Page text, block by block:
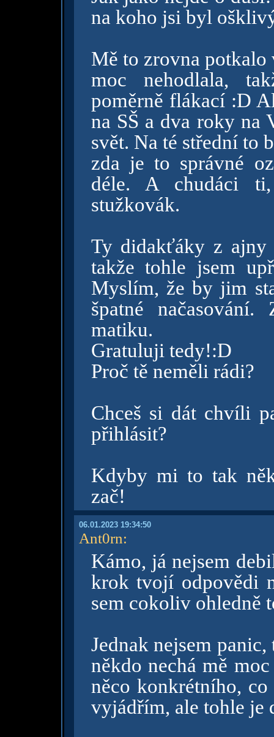
na koho jsi byl
Mě to zrovna potkalo
moc nehodlala,
poměrně flákací :D
na SŠ a dva roky
svět. Na té střední to
zda je to správné
déle. A chudáci
stužkovák.
Ty didakťáky z ajny
takže tohle jsem
Myslím, že by jim
špatné
matiku.
Gratuluji tedy!:D
Proč tě neměli rádi?
Chceš si dát chvíli
přihlásit?
Kdyby mi to tak
zač!
06.01.2023 19:34:50
Ant0rn:
Kámo, já nejsem
krok tvojí odpovědi
sem cokoliv ohledně
Jednak nejsem
někdo nechá mě
něco konkrétního,
vyjádřím, ale tohle je